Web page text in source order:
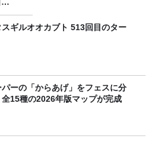
り
スギルオオカブト 513回目のター
パーの「からあげ」をフェスに分
全15種の2026年版マップが完成